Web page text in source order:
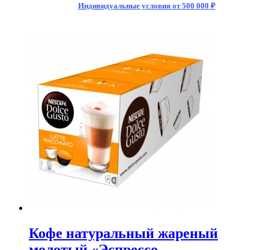
Индивидуальные условия от 500 000 ₽
Кофе натуральный жареный